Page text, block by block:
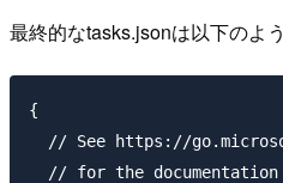
最終的なtasks.jsonは以下のよ
{
// See https://
// for the